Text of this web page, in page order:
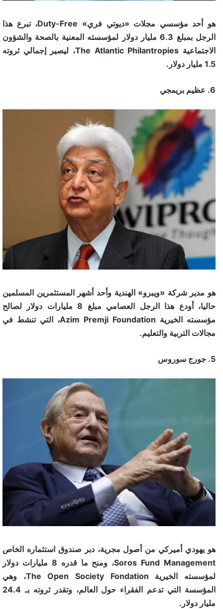
هو أحد مؤسسي مجلات «ديوتي فري» Duty-Free، تبرع هذا
الرجل بمبلغ 6.3 مليار دولار لمؤسسته المعنية بالصحة والشؤون
الاجتماعية The Atlantic Philantropies، ليصير إجمالي ثروته
1.5 مليار دولار.
6. عظيم بريمجي
هو مدير شركة «ويبرو» الهندية وأحد أشهر المستثمرين المسلمين
حاليا، أودع هذا الرجل العصامي مبلغ 8 مليارات دولار لصالح
مؤسسته الخيرية Azim Premji Foundation، التي تنشط في
مجالات التربية والتعليم.
5. جورج سوروس
هو يهودي أميركي من أصول مجرية، دبر صندوق استثماره الخاص
Soros Fund Management، ومنح ما قدره 8 مليارات دولار
لمؤسسته الخيرية The Open Society Fondation، وهي
المؤسسة التي تدعم الفقراء حول العالم، وتقدر ثروته بـ 24.4
مليار دولار.